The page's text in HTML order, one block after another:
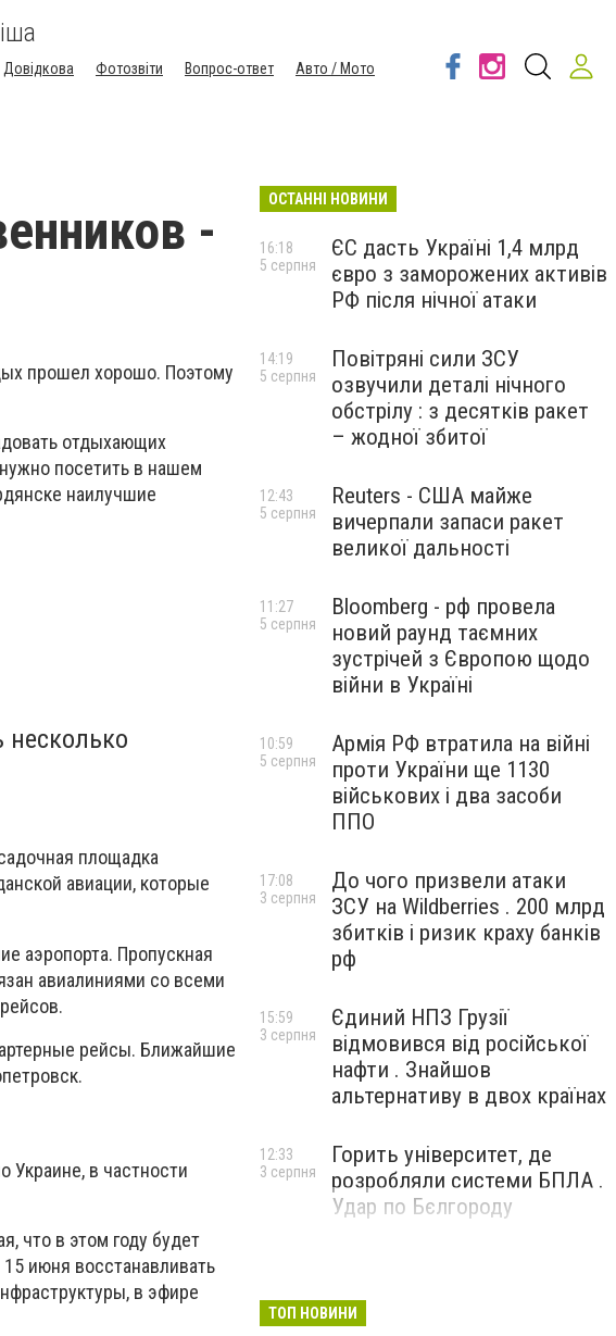
Довідкова Фотозвіти Вопрос-ответ
Авто / Мото
-
прошел хорошо. Поэтому
отдыхающих
посетить в нашем
наилучшие
несколько
площадка
авиации, которые
аэропорта. Пропускная
авиалиниями со всеми
рейсы. Ближайшие
Украине, в частности
что в этом году будет
июня восстанавливать
в эфире
ОСТАННІ НОВИНИ
ЄС дасть Україні 1,4 млрд
євро з заморожених активів
РФ після нічної атаки
16:18
5 серпня
Повітряні сили ЗСУ
озвучили деталі нічного
обстрілу : з десятків ракет
– жодної збитої
14:19
5 серпня
Reuters - США майже
вичерпали запаси ракет
великої дальності
12:43
5 серпня
Bloomberg - рф провела
новий раунд таємних
зустрічей з Європою щодо
війни в Україні
11:27
5 серпня
Армія РФ втратила на війні
проти України ще 1130
військових і два засоби
ППО
10:59
5 серпня
До чого призвели атаки
ЗСУ на Wildberries . 200 млрд
збитків і ризик краху банків
рф
17:08
3 серпня
Єдиний НПЗ Грузії
відмовився від російської
нафти . Знайшов
альтернативу в двох країнах
15:59
3 серпня
Горить університет, де
розробляли системи БПЛА .
Удар по Бєлгороду
12:33
3 серпня
ТОП НОВИНИ